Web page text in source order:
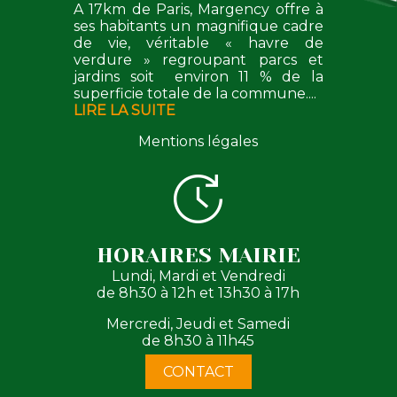
A 17km de Paris, Margency offre à
ses habitants un magnifique cadre
de vie, véritable « havre de
verdure » regroupant parcs et
jardins soit environ 11 % de la
superficie totale de la commune....
LIRE LA SUITE
Mentions légales
HORAIRES MAIRIE
Lundi, Mardi et Vendredi
de 8h30 à 12h et 13h30 à 17h
Mercredi, Jeudi et Samedi
de 8h30 à 11h45
CONTACT